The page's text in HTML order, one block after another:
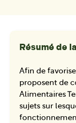
Résumé de
Afin de
proposent de
Alimentaires
sujets sur